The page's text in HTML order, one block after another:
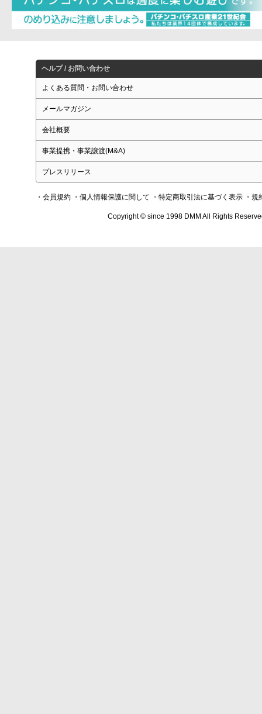
ヘルプ / お問い合わせ
よくある質問・お問い合わせ
メールマガジン
会社概要
事業提携・事業譲渡(M&A)
プレスリリース
・会員規約 ・個人情報保護に関して ・特定商取引法に基づく表示 ・規
Copyright © since 1998 DMM All Rights